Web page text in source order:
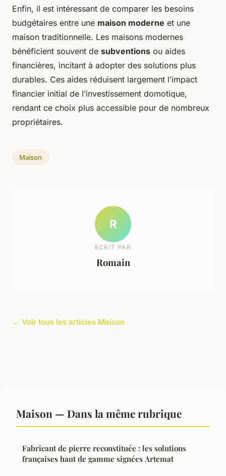
Enfin, il est intéressant de comparer les besoins
budgétaires entre une maison moderne et une
maison traditionnelle. Les maisons modernes
bénéficient souvent de subventions ou aides
financières, incitant à adopter des solutions plus
durables. Ces aides réduisent largement l’impact
financier initial de l’investissement domotique,
rendant ce choix plus accessible pour de nombreux
propriétaires.
Maison
R
ECRIT PAR
Romain
← Voir tous les articles Maison
Maison — Dans la même rubrique
Fabricant de pierre reconstituée : les solutions
françaises haut de gamme signées Artemat